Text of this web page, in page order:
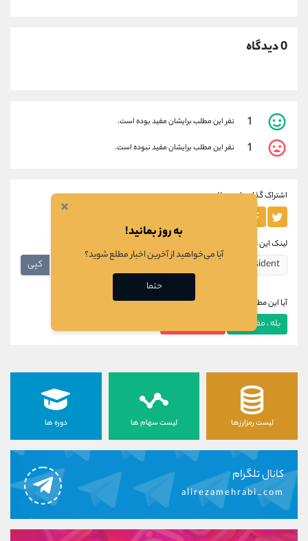
0 دیدگاه
1 نفر این مطلب برایشان مفید بوده است.
1 نفر این مطلب برایشان مفید نبوده است.
اشتراک گذاری این مطلب
لینک این مطلب
کپی
آیا این مطلب برای شما مفید بود؟
بله ، مفید بود
لیست رمزارزها لیست سهام ها دوره ها
کانال تلگرام
alirezamehrabi_com
×
به روز بمانید!
آیا می‌خواهید از آخرین اخبار مطلع شوید؟
حتما